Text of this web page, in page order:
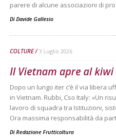
parere di alcune associazioni di
Di Davide Gallesio
COLTURE 3 Luglio 2026
Il Vietnam apre al
Dopo un lungo iter c’è il via libera
in Vietnam. Rubbi, Cso Italy: «Un
lavoro di squadra tra Istituzioni,
Ora massima responsabilità da
Di Redazione Frutticoltura